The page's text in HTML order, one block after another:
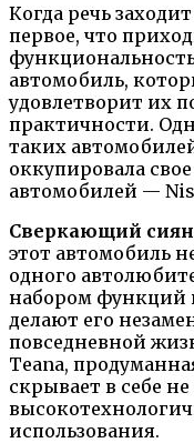
Когда речь
первое, что
автомобиль,
удовлетворит их
практичности.
таких
оккупировала
автомобилей —
Сверкающий
этот автомобиль
одного
набором функций
делают его
повседневной
Teana,
скрывает в себе
использования.